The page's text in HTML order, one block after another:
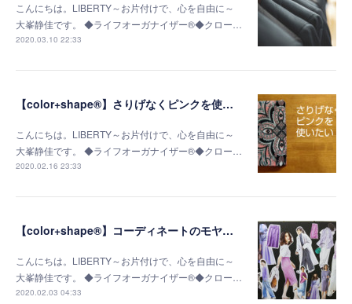
こんにちは。LIBERTY～お片付けで、心を自由に～
大峯静佳です。 ◆ライフオーガナイザー®◆クロー…
2020.03.10 22:33
【color+shape®】さりげなくピンクを使いたい！40歳からの大人コーデ
こんにちは。LIBERTY～お片付けで、心を自由に～
大峯静佳です。 ◆ライフオーガナイザー®◆クロー…
2020.02.16 23:33
【color+shape®】コーディネートのモヤモヤが無くなりました！
こんにちは。LIBERTY～お片付けで、心を自由に～
大峯静佳です。 ◆ライフオーガナイザー®◆クロー…
2020.02.03 04:33